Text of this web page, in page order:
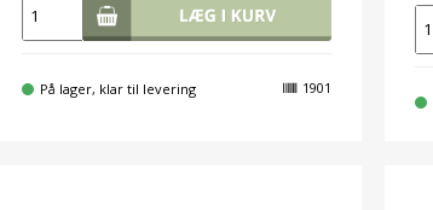
1901
På lager, klar til levering